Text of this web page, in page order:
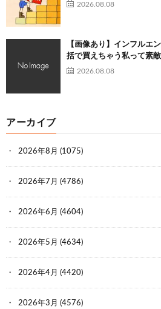
2026.08.08
【画像あり】インフルエ
括で買えちゃう私って素敵
2026.08.08
アーカイブ
2026年8月 (1075)
2026年7月 (4786)
2026年6月 (4604)
2026年5月 (4634)
2026年4月 (4420)
2026年3月 (4576)